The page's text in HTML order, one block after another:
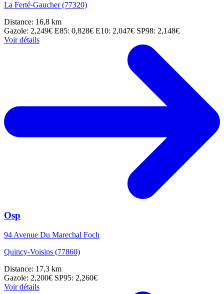
La Ferté-Gaucher (77320)
Distance: 16,8 km
Gazole: 2,249€ E85: 0,828€ E10: 2,047€ SP98: 2,148€
Voir détails
Osp
94 Avenue Du Marechal Foch
Quincy-Voisins (77860)
Distance: 17,3 km
Gazole: 2,200€ SP95: 2,260€
Voir détails